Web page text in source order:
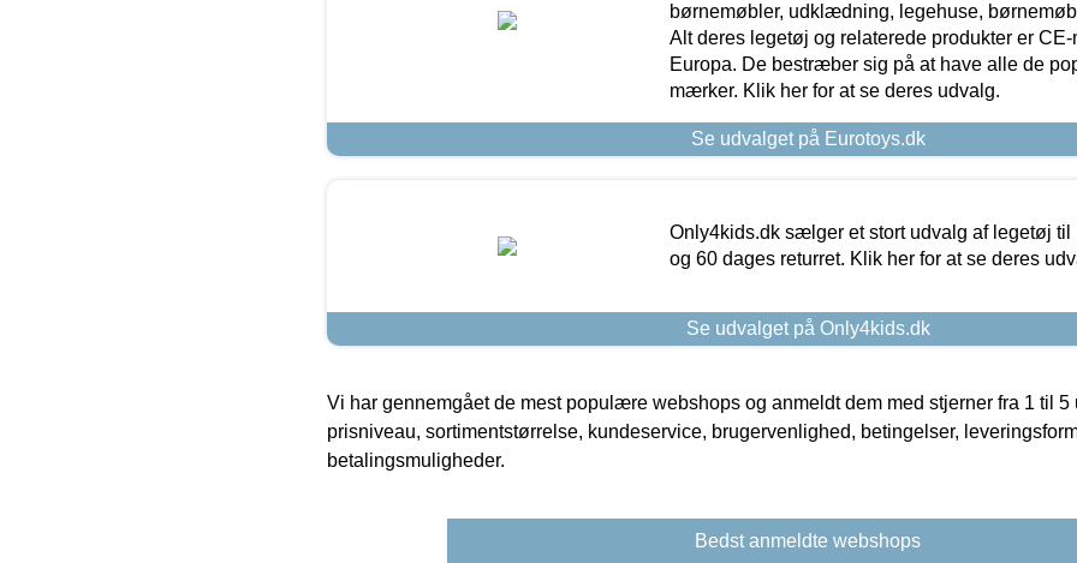
børnemøbler, udklædning, legehuse,
Alt deres legetøj og relaterede produkter er
Europa. De bestræber sig på at have alle de
mærker. Klik her for at se deres udvalg.
Se udvalget på Eurotoys.dk
Only4kids.dk sælger et stort udvalg af legetøj til
og 60 dages returret. Klik her for at se deres
Se udvalget på Only4kids.dk
Vi har gennemgået de mest populære webshops og anmeldt dem med stjerner fra 1 til 5
prisniveau, sortimentstørrelse, kundeservice, brugervenlighed, betingelser,
betalingsmuligheder.
Bedst anmeldte webshops